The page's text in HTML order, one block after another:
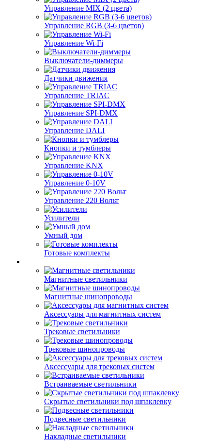
Управление MIX (2 цвета)
Управление RGB (3-6 цветов)
Управление Wi-Fi
Выключатели-диммеры
Датчики движения
Управление TRIAC
Управление SPI-DMX
Управление DALI
Кнопки и тумблеры
Управление KNX
Управление 0-10V
Управление 220 Вольт
Усилители
Умный дом
Готовые комплекты
Магнитные светильники
Магнитные шинопроводы
Аксессуары для магнитных систем
Трековые светильники
Трековые шинопроводы
Аксессуары для трековых систем
Встраиваемые светильники
Скрытые светильники под шпаклевку
Подвесные светильники
Накладные светильники